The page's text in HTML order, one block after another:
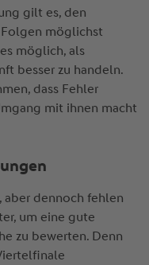
gilt es, den
Folgen möglichst
möglich, als
besser zu handeln.
dass Fehler
mit ihnen macht
aber dennoch fehlen
um eine gute
zu bewerten. Denn